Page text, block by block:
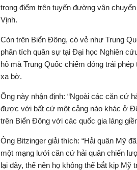
trọng điểm trên tuyến đường vận
Vịnh.
Còn trên Biển Đông, có vẻ như Trung
phân tích quân sự tại Đại học Nghiên
hô mà Trung Quốc chiếm đóng trái
xa bờ.
Ông này nhận định: “Ngoài các căn cứ
được với bất cứ một cảng nào khác ở
trên Biển Đông với các quốc gia láng
Ông Bitzinger giải thích: “Hải quân Mỹ
một mạng lưới căn cứ hải quân chiến
lại đây, thế nên họ không thể bắt kịp Mỹ